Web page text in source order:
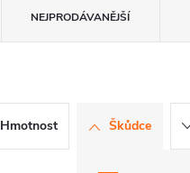
NEJPRODÁVANĚJŠÍ
Hmotnost Škůdce